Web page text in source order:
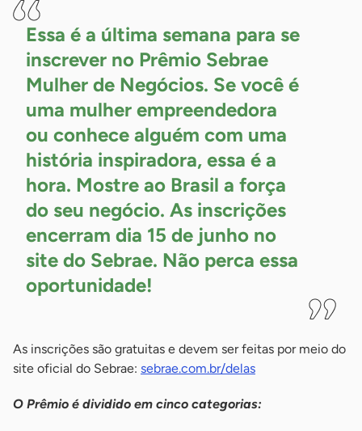
Essa é a última semana para se
inscrever no Prêmio Sebrae
Mulher de Negócios. Se você é
uma mulher empreendedora
ou conhece alguém com uma
história inspiradora, essa é a
hora. Mostre ao Brasil a força
do seu negócio. As inscrições
encerram dia 15 de junho no
site do Sebrae. Não perca essa
oportunidade!
As inscrições são gratuitas e devem ser feitas por meio do
site oficial do Sebrae: sebrae.com.br/delas
O Prêmio é dividido em cinco categorias: